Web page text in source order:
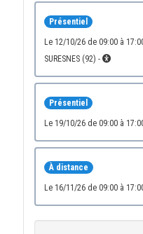
Présentiel
le 12/10/26 de 09:00 à 17:00 - CENIT KEONYS SURESNES -
SURESNES (92) -
Présentiel
À distance